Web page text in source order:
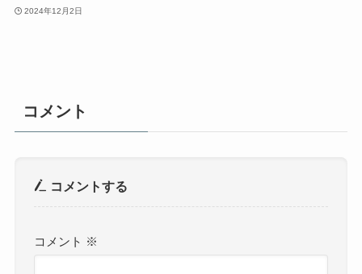
2024年12月2日
コメント
コメントする
コメント ※